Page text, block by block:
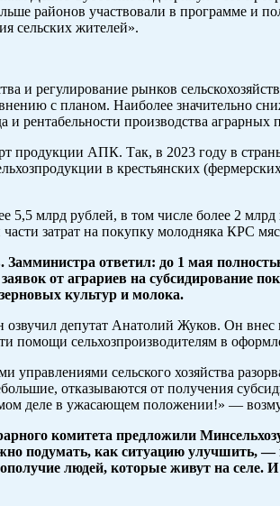
районов участвовали в программе и
сельских жителей».
и регулирование рынков
с планом. Наиболее значительно
рентабельности производства аграрных
продукции АПК. Так, в 2023 году в
в крестьянских
млрд рублей, в том числе более 2
затрат на покупку молодняка КРС
ответил: до 1 мая
от аграриев на субсидирование
культур и молока.
депутат Анатолий Жуков. Он внес
помощи сельхозпроизводителям в
сельского хозяйства
отказываются от получения
деле в ужасающем положении!» —
комитета предложили
подумать, как ситуацию улучшить, —
людей, которые живут на селе.